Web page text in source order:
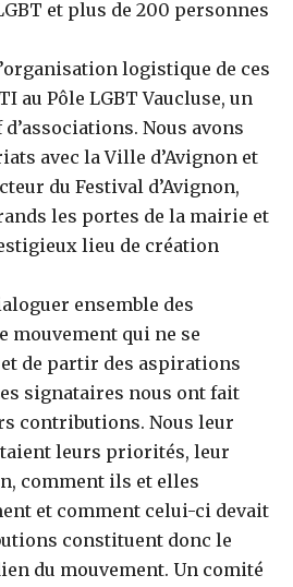
et plus de 200 personnes
logistique de ces
au Pôle LGBT Vaucluse, un
Nous avons
avec la Ville d’Avignon et
du Festival d’Avignon,
les portes de la mairie et
lieu de création
ensemble des
mouvement qui ne se
de partir des aspirations
signataires nous ont fait
contributions. Nous leur
leurs priorités, leur
comment ils et elles
et comment celui-ci devait
constituent donc le
du mouvement. Un comité